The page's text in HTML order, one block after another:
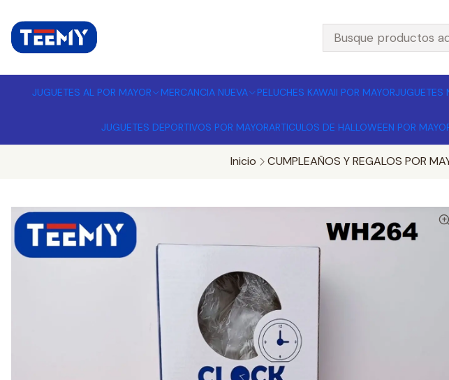
JUGUETES AL POR MAYOR MERCANCIA NUEVA PELUCHES KAWAII POR MAYORJUGUETES
JUGUETES DEPORTIVOS POR MAYORARTICULOS DE HALLOWEEN POR
Inicio CUMPLEAÑOS Y REGALOS POR